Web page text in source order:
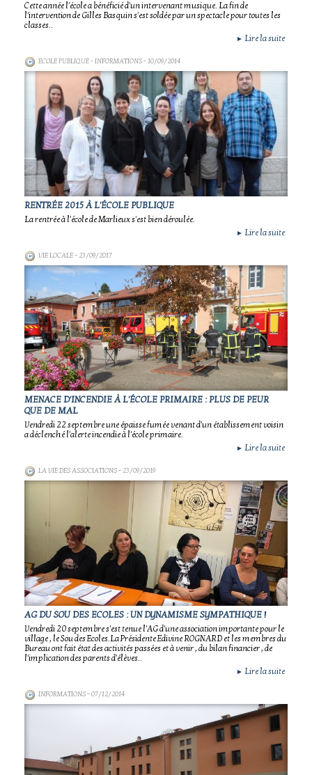
Cette année l'école a bénéficié d'un intervenant musique. La fin de
l'intervention de Gilles Basquin s'est soldée par un spectacle pour toutes les
classes..
► Lire la suite
ECOLE PUBLIQUE - INFORMATIONS- 10/09/2014
RENTRÉE 2015 À L'ÉCOLE PUBLIQUE
La rentrée à l'école de Marlieux s'est bien déroulée.
► Lire la suite
VIE LOCALE- 23/09/2017
MENACE D'INCENDIE À L'ÉCOLE PRIMAIRE : PLUS DE PEUR
QUE DE MAL
Vendredi 22 septembre une épaisse fumée venant d'un établissement voisin
a déclenché l'alerte incendie à l'école primaire.
► Lire la suite
LA VIE DES ASSOCIATIONS- 23/09/2019
AG DU SOU DES ECOLES : UN DYNAMISME SYMPATHIQUE !
Vendredi 20 septembre s'est tenue l'AG d'une association importante pour le
village , le Sou des Ecoles.La Présidente Edivine ROGNARD et les membres du
Bureau ont fait état des activités passées et à venir , du bilan financier , de
l'implication des parents d'élèves..
► Lire la suite
INFORMATIONS- 07/12/2014